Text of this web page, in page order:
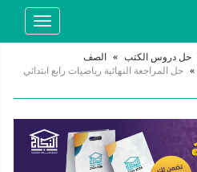
Toggle
حل دروس الكتب »
الصف
» حل المراجعة النهائية رياضيات رابع ابتدائي